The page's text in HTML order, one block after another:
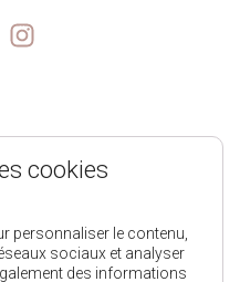
cookies
personnaliser le contenu,
sociaux et analyser
des informations